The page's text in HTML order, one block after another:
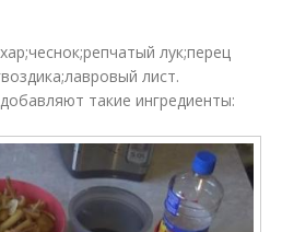
лук;перец
лист.
такие ингредиенты: